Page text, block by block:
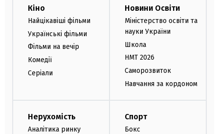
Кіно
Найцікавіші фільми
Українські фільми
Фільми на вечір
Комедії
Серіали
Новини Освіти
Міністерство освіти та
науки України
Школа
НМТ 2026
Саморозвиток
Навчання за кордоном
Нерухомість
Аналітика ринку
Спорт
Бокс